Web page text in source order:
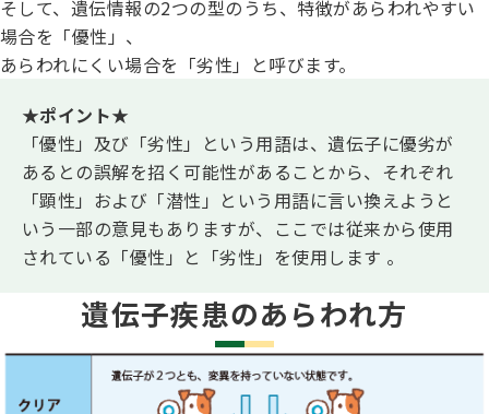
そして、遺伝情報の2つの型のうち、特徴があらわれやすい
場合を「優性」、
あらわれにくい場合を「劣性」と呼びます。
★ポイント★
「優性」及び「劣性」という用語は、遺伝子に優劣が
あるとの誤解を招く可能性があることから、それぞれ
「顕性」および「潜性」という用語に言い換えようと
いう一部の意見もありますが、ここでは従来から使用
されている「優性」と「劣性」を使用します 。
遺伝子疾患のあらわれ方